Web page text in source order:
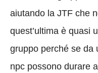
aiutando la JTF che
quest’ultima è quasi
gruppo perché se da
npc possono durare